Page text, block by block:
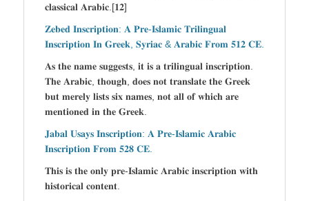
𝐜𝐥𝐚𝐬𝐬𝐢𝐜𝐚𝐥 𝐀𝐫𝐚𝐛𝐢𝐜.[𝟏𝟐]
𝐙𝐞𝐛𝐞𝐝 𝐈𝐧𝐬𝐜𝐫𝐢𝐩𝐭𝐢𝐨𝐧: 𝐀 𝐏𝐫𝐞-𝐈𝐬𝐥𝐚𝐦𝐢𝐜 𝐓𝐫𝐢𝐥𝐢𝐧𝐠𝐮𝐚𝐥
𝐈𝐧𝐬𝐜𝐫𝐢𝐩𝐭𝐢𝐨𝐧 𝐈𝐧 𝐆𝐫𝐞𝐞𝐤, 𝐒𝐲𝐫𝐢𝐚𝐜 & 𝐀𝐫𝐚𝐛𝐢𝐜 𝐅𝐫𝐨𝐦 𝟓𝟏𝟐 𝐂𝐄.
𝐀𝐬 𝐭𝐡𝐞 𝐧𝐚𝐦𝐞 𝐬𝐮𝐠𝐠𝐞𝐬𝐭𝐬, 𝐢𝐭 𝐢𝐬 𝐚 𝐭𝐫𝐢𝐥𝐢𝐧𝐠𝐮𝐚𝐥 𝐢𝐧𝐬𝐜𝐫𝐢𝐩𝐭𝐢𝐨𝐧.
𝐓𝐡𝐞 𝐀𝐫𝐚𝐛𝐢𝐜, 𝐭𝐡𝐨𝐮𝐠𝐡, 𝐝𝐨𝐞𝐬 𝐧𝐨𝐭 𝐭𝐫𝐚𝐧𝐬𝐥𝐚𝐭𝐞 𝐭𝐡𝐞 𝐆𝐫𝐞𝐞𝐤
𝐛𝐮𝐭 𝐦𝐞𝐫𝐞𝐥𝐲 𝐥𝐢𝐬𝐭𝐬 𝐬𝐢𝐱 𝐧𝐚𝐦𝐞𝐬, 𝐧𝐨𝐭 𝐚𝐥𝐥 𝐨𝐟 𝐰𝐡𝐢𝐜𝐡 𝐚𝐫𝐞
𝐦𝐞𝐧𝐭𝐢𝐨𝐧𝐞𝐝 𝐢𝐧 𝐭𝐡𝐞 𝐆𝐫𝐞𝐞𝐤.
𝐉𝐚𝐛𝐚𝐥 𝐔𝐬𝐚𝐲𝐬 𝐈𝐧𝐬𝐜𝐫𝐢𝐩𝐭𝐢𝐨𝐧: 𝐀 𝐏𝐫𝐞-𝐈𝐬𝐥𝐚𝐦𝐢𝐜 𝐀𝐫𝐚𝐛𝐢𝐜
𝐈𝐧𝐬𝐜𝐫𝐢𝐩𝐭𝐢𝐨𝐧 𝐅𝐫𝐨𝐦 𝟓𝟐𝟖 𝐂𝐄.
𝐓𝐡𝐢𝐬 𝐢𝐬 𝐭𝐡𝐞 𝐨𝐧𝐥𝐲 𝐩𝐫𝐞-𝐈𝐬𝐥𝐚𝐦𝐢𝐜 𝐀𝐫𝐚𝐛𝐢𝐜 𝐢𝐧𝐬𝐜𝐫𝐢𝐩𝐭𝐢𝐨𝐧 𝐰𝐢𝐭𝐡
𝐡𝐢𝐬𝐭𝐨𝐫𝐢𝐜𝐚𝐥 𝐜𝐨𝐧𝐭𝐞𝐧𝐭.